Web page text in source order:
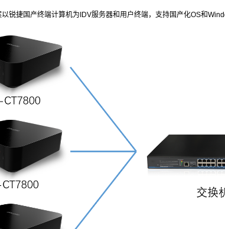
锐捷国产终端计算机为IDV服务器和用户终端，支持国产化OS和